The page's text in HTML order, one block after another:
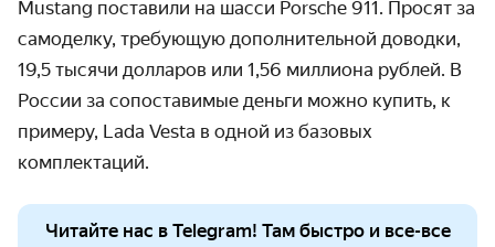
Mustang поставили на шасси Porsche 911. Просят за
самоделку, требующую дополнительной доводки,
19,5 тысячи долларов или 1,56 миллиона рублей. В
России за сопоставимые деньги можно купить, к
примеру, Lada Vesta в одной из базовых
комплектаций.
Читайте нас в Telegram! Там быстро и все-все